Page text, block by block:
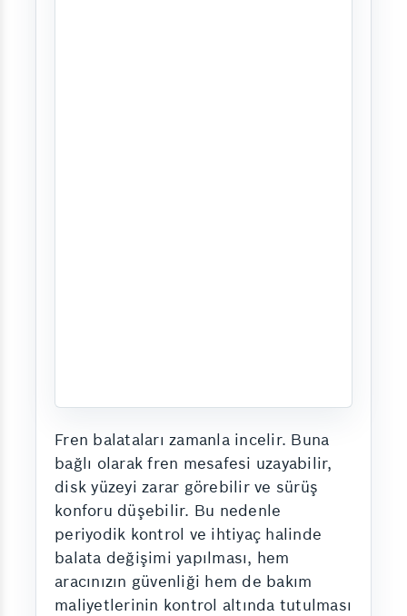
Fren balataları zamanla incelir. Buna
bağlı olarak fren mesafesi uzayabilir,
disk yüzeyi zarar görebilir ve sürüş
konforu düşebilir. Bu nedenle
periyodik kontrol ve ihtiyaç halinde
balata değişimi yapılması, hem
aracınızın güvenliği hem de bakım
maliyetlerinin kontrol altında tutulması